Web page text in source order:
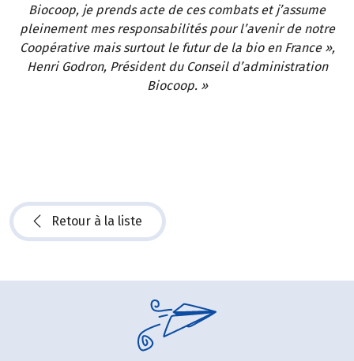
Biocoop, je prends acte de ces combats et j’assume
pleinement mes responsabilités pour l’avenir de notre
Coopérative mais surtout le futur de la bio en France »,
Henri Godron, Président du Conseil d’administration
Biocoop. »
Retour à la liste